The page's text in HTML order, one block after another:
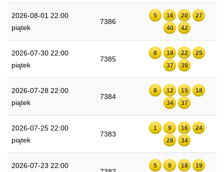
2026-08-01 22:00
piątek
7386
5 16 20
27
40
42
2026-07-30 22:00
piątek
7385
8 18 22
25
37
39
2026-07-28 22:00
piątek
7384
8 12 15
18
34
37
2026-07-25 22:00
piątek
7383
1 9 16
24
28
34
2026-07-23 22:00
5 9 18
19